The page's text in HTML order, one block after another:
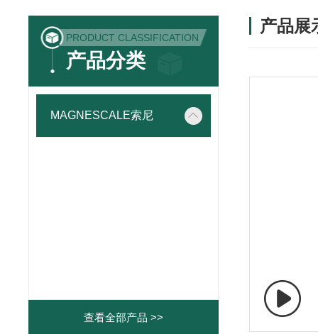
PRODUCT CLASSIFICATION
产品分类
MAGNESCALE索尼
查看全部产品 >>
产品展